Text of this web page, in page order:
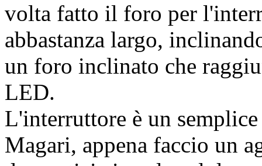
volta fatto il foro per
abbastanza largo,
un foro inclinato che
LED.
L'interruttore è un
Magari, appena faccio un